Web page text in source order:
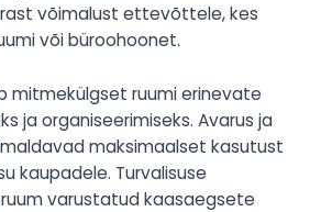
võimalust ettevõttele, kes
või büroohoonet.
mitmekülgset ruumi erinevate
ja organiseerimiseks. Avarus ja
maksimaalset kasutust
kaupadele. Turvalisuse
varustatud kaasaegsete